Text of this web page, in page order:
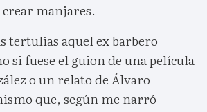
manjares.
tertulias aquel ex barbero
si fuese el guion de una película
o un relato de Álvaro
que, según me narró